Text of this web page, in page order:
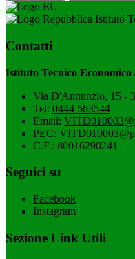
Istituto
Contatti
Istituto Tecnico
Via D'Annunzio, 15 -
Tel: 0444 563544
Email:
PEC:
C.F.: 80016290241
Seguici su
Facebook
Instagram
Sezione Link Utili